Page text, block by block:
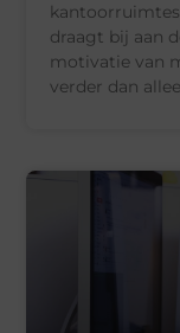
draagt bij aan
motivatie van
verder dan